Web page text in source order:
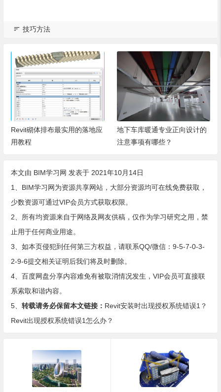
技巧方法
Revit砌体排布最实用的落地应
用教程
地下车库暖通专业正向设计的
注意事项有哪些？
本文由 BIM学习网 发表于 2021年10月14日
1、BIM学习网为资源共享网站，大部分资源均可在线免费获取，
少数资源可通过VIP会员方式获取权限。
2、所有均资源来自于网络及网友供稿，仅作为学习研究之用，禁
止用于任何商业用途。
3、如本页侵犯到任何第三方权益，请联系QQ/微信：9-5-7-0-3-
2-9-6提交相关证明后我们将及时删除。
4、百度网盘分享内容难免有被取消情况发生，VIP会员可直接联
系索取和谐内容。
5、 转载请务必保留本文链接： Revit安装时出现授权系统错误1？
Revit出现授权系统错误1怎么办？